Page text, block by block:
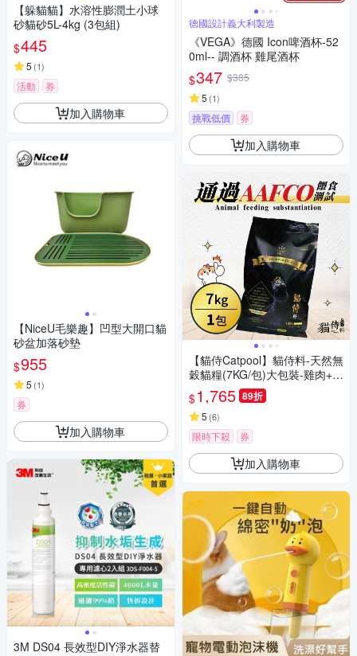
【躲貓貓】水溶性膨潤土小球
砂貓砂5L-4kg (3包組)
$445
5 (1)
活動 券
加入購物車
【NiceU毛樂趣】凹型大開口貓
砂盆加落砂墊
$955
5 (1)
券
加入購物車
3M DS04 長效型DIY淨水器替
德國設計義大利製造
《VEGA》德國 Icon啤酒杯-52
0ml-- 調酒杯 雞尾酒杯
$347 $385
5 (1)
挑戰低價 券
加入購物車
【貓侍Catpool】貓侍料-天然無
穀貓糧(7KG/包)大包裝-雞肉+羊
肉+靈芝+鱉蛋粉+離胺酸(黑貓
侍)
$1,765 89折
5 (6)
限時下殺 券
加入購物車